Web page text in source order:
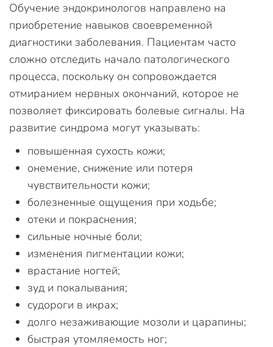
Обучение эндокринологов направлено на
приобретение навыков своевременной
диагностики заболевания. Пациентам часто
сложно отследить начало патологического
процесса, поскольку он сопровождается
отмиранием нервных окончаний, которое не
позволяет фиксировать болевые сигналы. На
развитие синдрома могут указывать:
повышенная сухость кожи;
онемение, снижение или потеря
чувствительности кожи;
болезненные ощущения при ходьбе;
отеки и покраснения;
сильные ночные боли;
изменения пигментации кожи;
врастание ногтей;
зуд и покалывания;
судороги в икрах;
долго незаживающие мозоли и царапины;
быстрая утомляемость ног;